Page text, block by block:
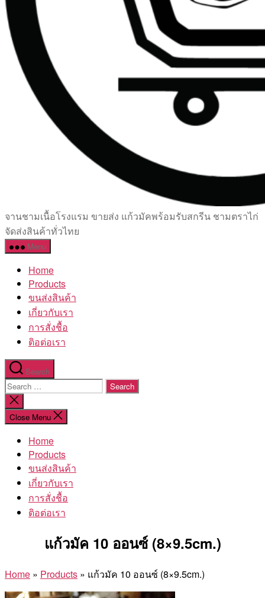
เซรามิค
ครบ
ครัน
โรงงาน
จานชามเนื้อโรงแรม ขายส่ง แก้วมัคพร้อมรับสกรีน ชามตราไก่
จัดส่งสินค้าทั่วไทย
Menu
Home
Products
ขนส่งสินค้า
เกี่ยวกับเรา
การสั่งชื้อ
ติอต่อเรา
Search
Search
for:
Close
search
Close Menu
Home
Products
ขนส่งสินค้า
เกี่ยวกับเรา
การสั่งชื้อ
ติอต่อเรา
แก้วมัค 10 ออนซ์ (8×9.5cm.)
Home » Products » แก้วมัค 10 ออนซ์ (8×9.5cm.)